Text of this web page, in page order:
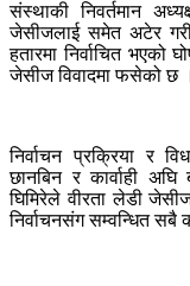
संस्थाकी निवर्तमान
जेसीजलाई समेत अटेर गरी
हतारमा निर्वाचित भएको
जेसीज विवादमा फसेको छ ।
निर्वाचन प्रक्रिया र
छानबिन र कार्वाही
घिमिरेले वीरता लेडी
निर्वाचनसंग सम्वन्धित सबै